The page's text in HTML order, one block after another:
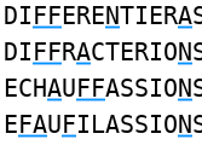
DIFFERENTIERA
DIFFRACTERION
ECHAUFFASSION
EFAUFILASSION